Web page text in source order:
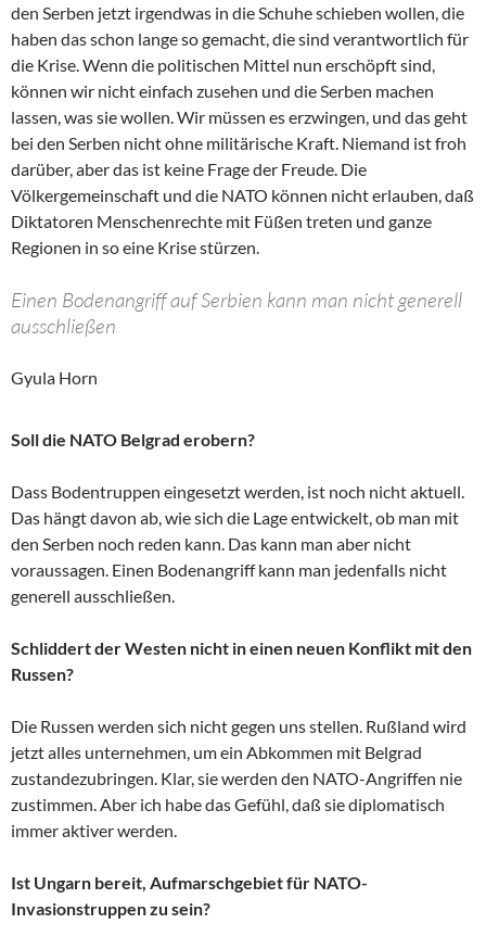
den Serben jetzt irgendwas in die Schuhe schieben wollen, die
haben das schon lange so gemacht, die sind verantwortlich für
die Krise. Wenn die politischen Mittel nun erschöpft sind,
können wir nicht einfach zusehen und die Serben machen
lassen, was sie wollen. Wir müssen es erzwingen, und das geht
bei den Serben nicht ohne militärische Kraft. Niemand ist froh
darüber, aber das ist keine Frage der Freude. Die
Völkergemeinschaft und die NATO können nicht erlauben, daß
Diktatoren Menschenrechte mit Füßen treten und ganze
Regionen in so eine Krise stürzen.
Einen Bodenangriff auf Serbien kann man nicht generell
ausschließen
Gyula Horn
Soll die NATO Belgrad erobern?
Dass Bodentruppen eingesetzt werden, ist noch nicht aktuell.
Das hängt davon ab, wie sich die Lage entwickelt, ob man mit
den Serben noch reden kann. Das kann man aber nicht
voraussagen. Einen Bodenangriff kann man jedenfalls nicht
generell ausschließen.
Schliddert der Westen nicht in einen neuen Konflikt mit den
Russen?
Die Russen werden sich nicht gegen uns stellen. Rußland wird
jetzt alles unternehmen, um ein Abkommen mit Belgrad
zustandezubringen. Klar, sie werden den NATO-Angriffen nie
zustimmen. Aber ich habe das Gefühl, daß sie diplomatisch
immer aktiver werden.
Ist Ungarn bereit, Aufmarschgebiet für NATO-
Invasionstruppen zu sein?